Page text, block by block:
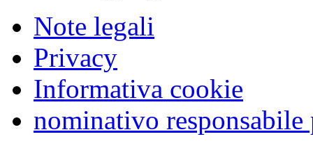
Note legali
Privacy
Informativa cookie
nominativo